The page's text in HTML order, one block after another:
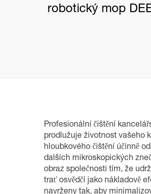
robotický mop
Profesionální čištění
prodlužuje životnost vašeho
hloubkového čištění účinně
dalších mikroskopických
obraz společnosti tím, že
trať osvědčí jako nákladově
navrženy tak, aby